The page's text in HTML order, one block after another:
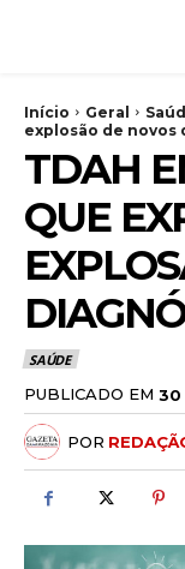
Início Geral
explosão de novos
TDAH
QUE
SAÚDE
PUBLICADO EM 30
POR